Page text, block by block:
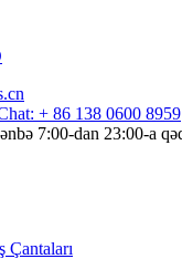
+ 86 138 0600 8959
7:00-dan 23:00-a
Çantaları